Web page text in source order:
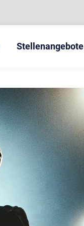
Stellenangebote